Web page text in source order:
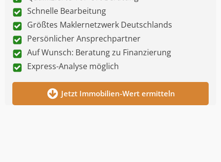
Schnelle Bearbeitung
Größtes Maklernetzwerk Deutschlands
Persönlicher Ansprechpartner
Auf Wunsch: Beratung zu Finanzierung
Express-Analyse möglich
Jetzt Immobilien-Wert ermitteln